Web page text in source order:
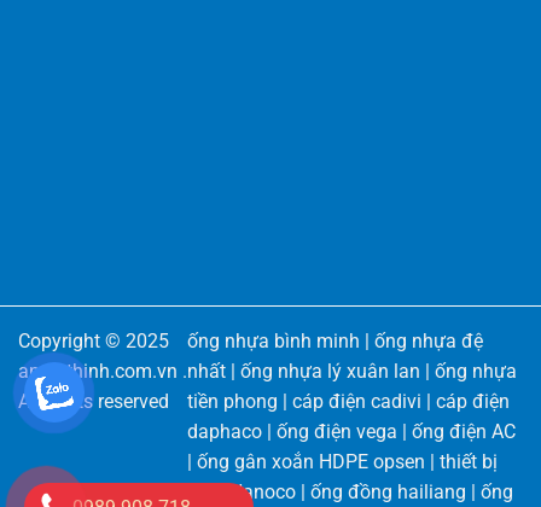
Copyright © 2025
angiathinh.com.vn .
All rights reserved
ống nhựa bình minh | ống nhựa đệ
nhất | ống nhựa lý xuân lan | ống nhựa
tiền phong | cáp điện cadivi | cáp điện
daphaco | ống điện vega | ống điện AC
| ống gân xoắn HDPE opsen | thiết bị
điện Nanoco | ống đồng hailiang | ống